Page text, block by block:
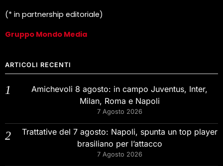
(* in partnership editoriale)
Gruppo Mondo Media
ARTICOLI RECENTI
Amichevoli 8 agosto: in campo Juventus, Inter,
Milan, Roma e Napoli
7 Agosto 2026
Trattative del 7 agosto: Napoli, spunta un top player
brasiliano per l’attacco
7 Agosto 2026